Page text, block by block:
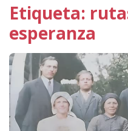
Etiqueta:
esperanza